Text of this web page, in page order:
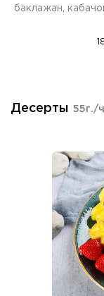
баклажан,
Десерты 55г./